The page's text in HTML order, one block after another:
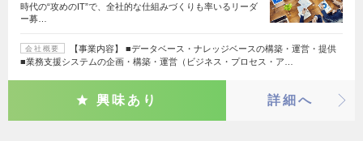
時代の“攻めのIT”で、全社的な仕組みづくりも率いるリーダ
ー募…
会社概要
【事業内容】 ■データベース・ナレッジベースの構築・運営・提供
■業務支援システムの企画・構築・運営（ビジネス・プロセス・ア…
興味あり 詳細へ